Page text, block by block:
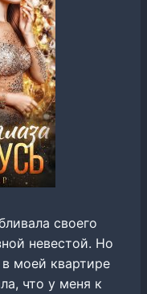
своего
невестой. Но
моей квартире
что у меня к